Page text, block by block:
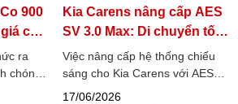
900
chỉ
ra
chóng
vị
Kia Carens nâng cấp AES
SV 3.0 Max: Di chuyển tốt
trong mọi thời tiết
Việc nâng cấp hệ thống chiếu
sáng cho Kia Carens với AES
SV 3.0 Max giúp cải thiện rõ rệt
17/06/2026